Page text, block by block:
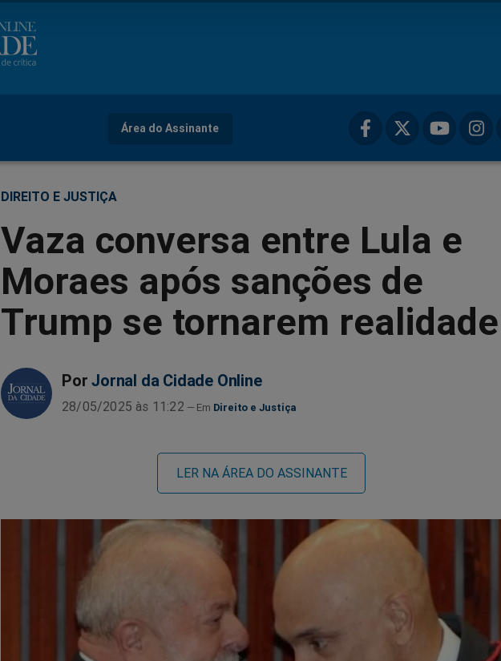
Área do Assinante
DIREITO E JUSTIÇA
Vaza conversa entre Lula e
Moraes após sanções de
Trump se tornarem realidade
Por Jornal da Cidade Online
28/05/2025 às 11:22 Direito e Justiça
LER NA ÁREA DO ASSINANTE